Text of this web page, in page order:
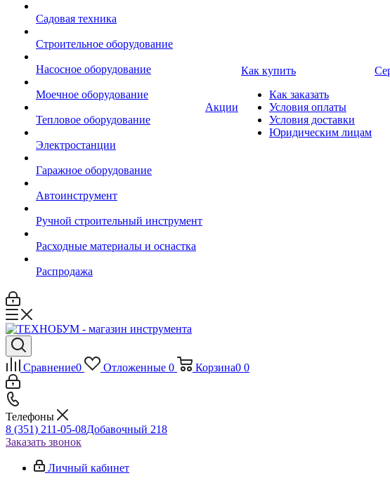
Садовая техника
Строительное оборудование
Насосное оборудование
Моечное оборудование
Тепловое оборудование
Электростанции
Гаражное оборудование
Автоинструмент
Ручной строительный инструмент
Расходные материалы и оснастка
Распродажа
Акции
Как купить
Как заказать
Условия оплаты
Условия доставки
Юридическим лицам
Сравнение0 Отложенные 0 Корзина0 0
Телефоны
8 (351) 211-05-08Добавочный 218
Заказать звонок
Личный кабинет